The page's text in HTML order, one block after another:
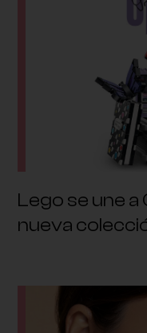
Lego se une a
nueva